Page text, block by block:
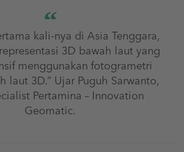
kali-nya di Asia Tenggara,
3D bawah laut yang
menggunakan fotogrametri
laut 3D.” Ujar Puguh Sarwanto,
Pertamina – Innovation
Geomatic.